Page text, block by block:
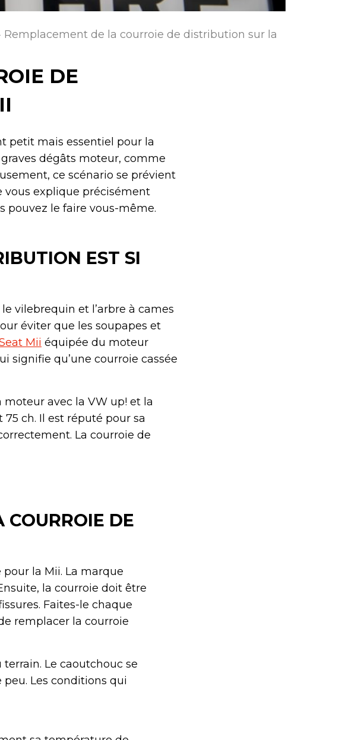
Remplacement de la courroie de distribution sur la
DE
petit mais essentiel pour la
dégâts moteur, comme
ce scénario se prévient
vous explique précisément
pouvez le faire vous-même.
EST SI
vilebrequin et l’arbre à cames
éviter que les soupapes et
Mii équipée du moteur
signifie qu’une courroie cassée
moteur avec la VW up! et la
ch. Il est réputé pour sa
La courroie de
DE
la Mii. La marque
la courroie doit être
Faites-le chaque
remplacer la courroie
Le caoutchouc se
Les conditions qui